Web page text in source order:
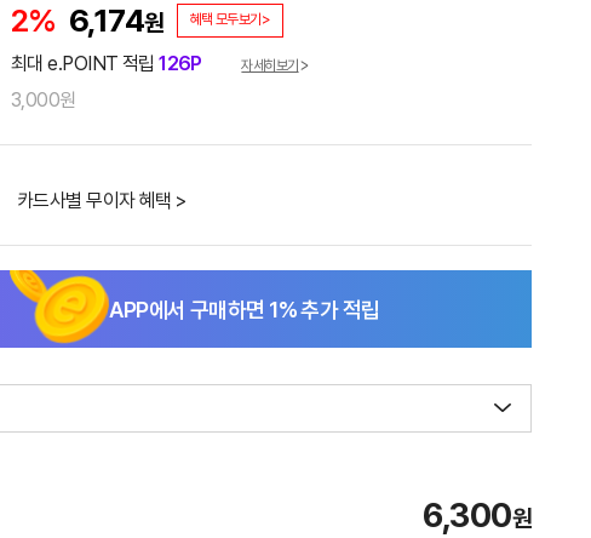
2% 6,174원 혜택 모두보기>
최대 e.POINT 적립126P 자세히보기
3,000원
카드사별 무이자 혜택 >
APP에서 구매하면 1% 추가 적립
6,300원